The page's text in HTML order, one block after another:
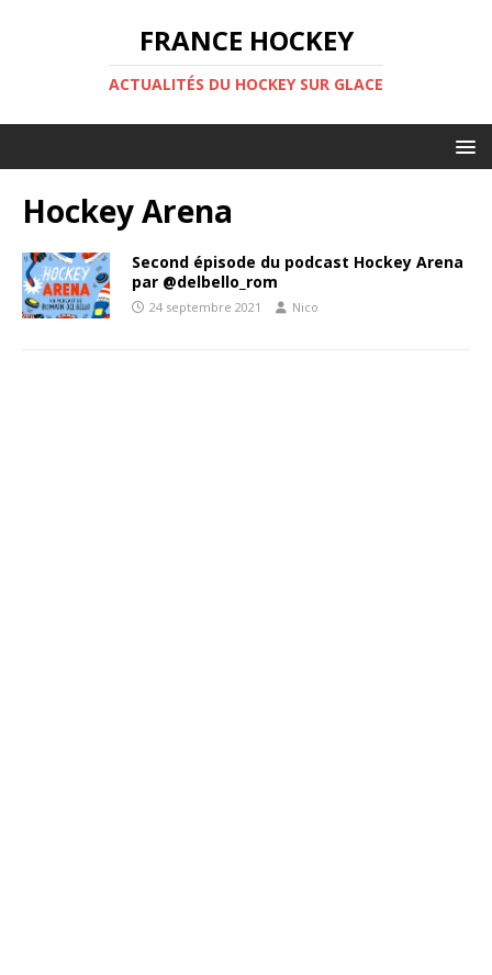
FRANCE HOCKEY
ACTUALITÉS DU HOCKEY SUR GLACE
Hockey Arena
Second épisode du podcast Hockey Arena
par @delbello_rom
24 septembre 2021 Nico